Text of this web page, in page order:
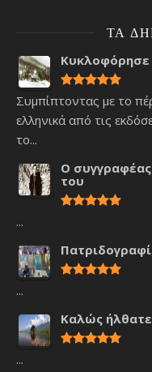
ΤΑ
Κυκλοφόρησε
Συμπίπτοντας με το
ελληνικά από τις
το...
Ο
του
...
...
Καλώς
...